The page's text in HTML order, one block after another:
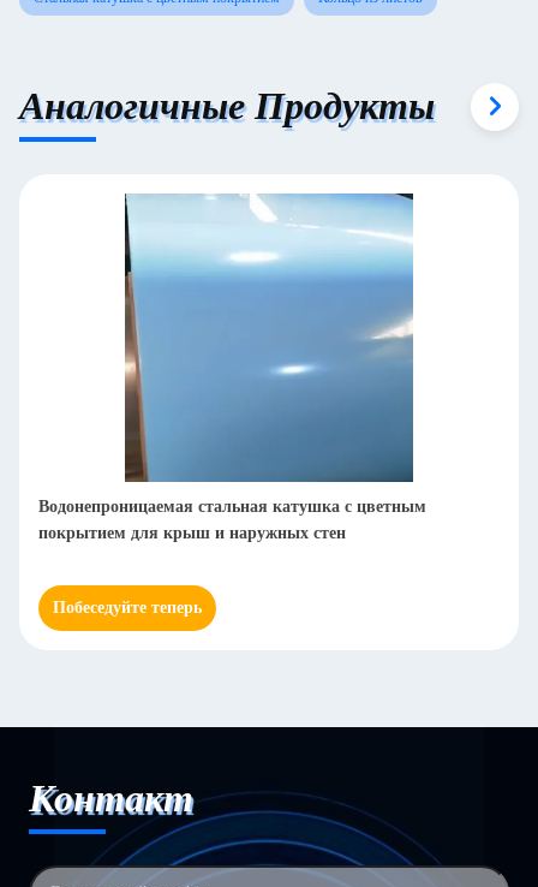
Аналогичные Продукты
Водонепроницаемая стальная катушка с цветным
покрытием для крыш и наружных стен
Побеседуйте теперь
Контакт